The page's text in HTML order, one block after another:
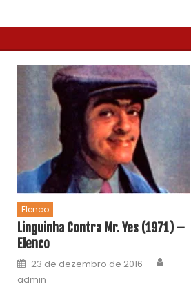
Elenco
Linguinha Contra Mr. Yes (1971) –
Elenco
23 de dezembro de 2016
admin